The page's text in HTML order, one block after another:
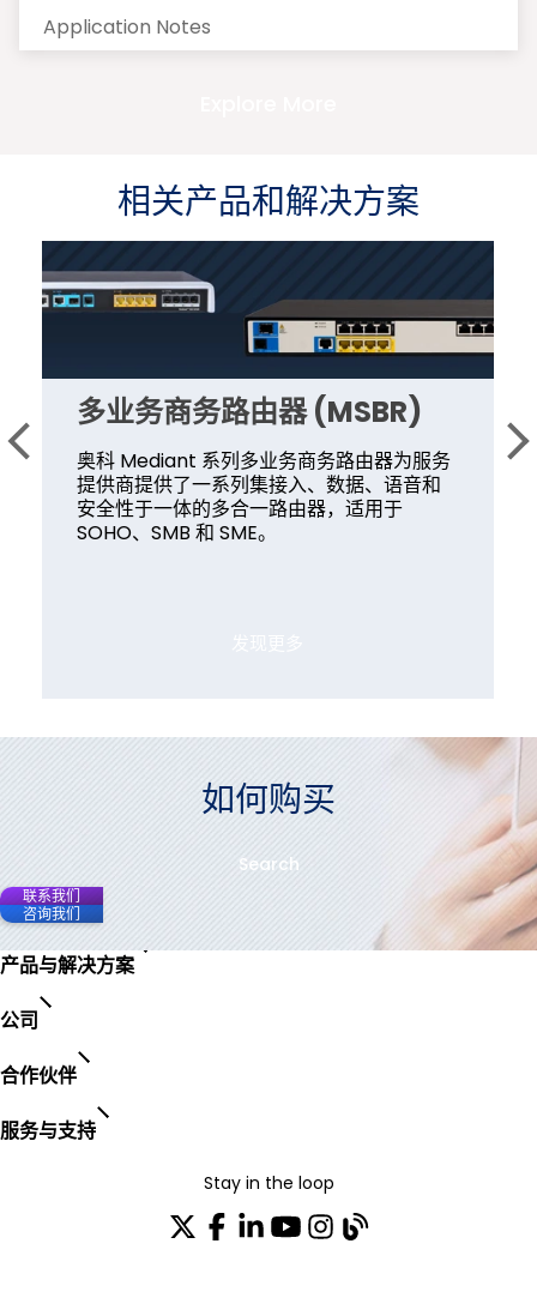
Application Notes
相关产品和解决方案
多业务商务路由器 (MSBR)
奥科 Mediant 系列多业务商务路由器为服务
提供商提供了一系列集接入、数据、语音和
安全性于一体的多合一路由器，适用于
SOHO、SMB 和 SME。
如何购买
Search
产品与解决方案
公司
合作伙伴
服务与支持
Stay in the loop
联系我们
咨询我们